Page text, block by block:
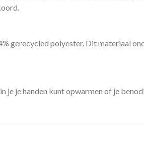
gerecycled polyester. Dit materiaal
je handen kunt opwarmen of je